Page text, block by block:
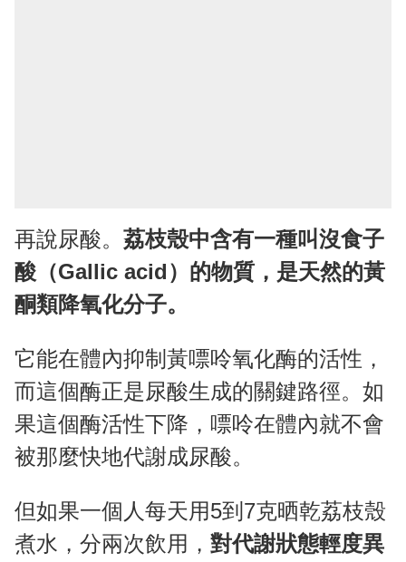
再說尿酸。 荔枝殼中含有一種叫沒食子
酸（Gallic acid）的物質，是天然的黃
酮類降氧化分子。
它能在體內抑制黃嘌呤氧化酶的活性，
而這個酶正是尿酸生成的關鍵路徑。如
果這個酶活性下降，嘌呤在體內就不會
被那麼快地代謝成尿酸。
但如果一個人每天用5到7克晒乾荔枝殼
煮水，分兩次飲用， 對代謝狀態輕度異